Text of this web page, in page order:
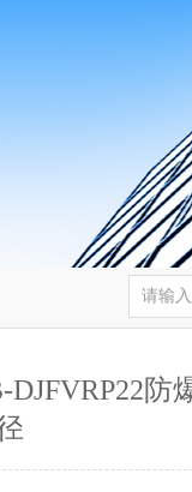
DJFVRP22防